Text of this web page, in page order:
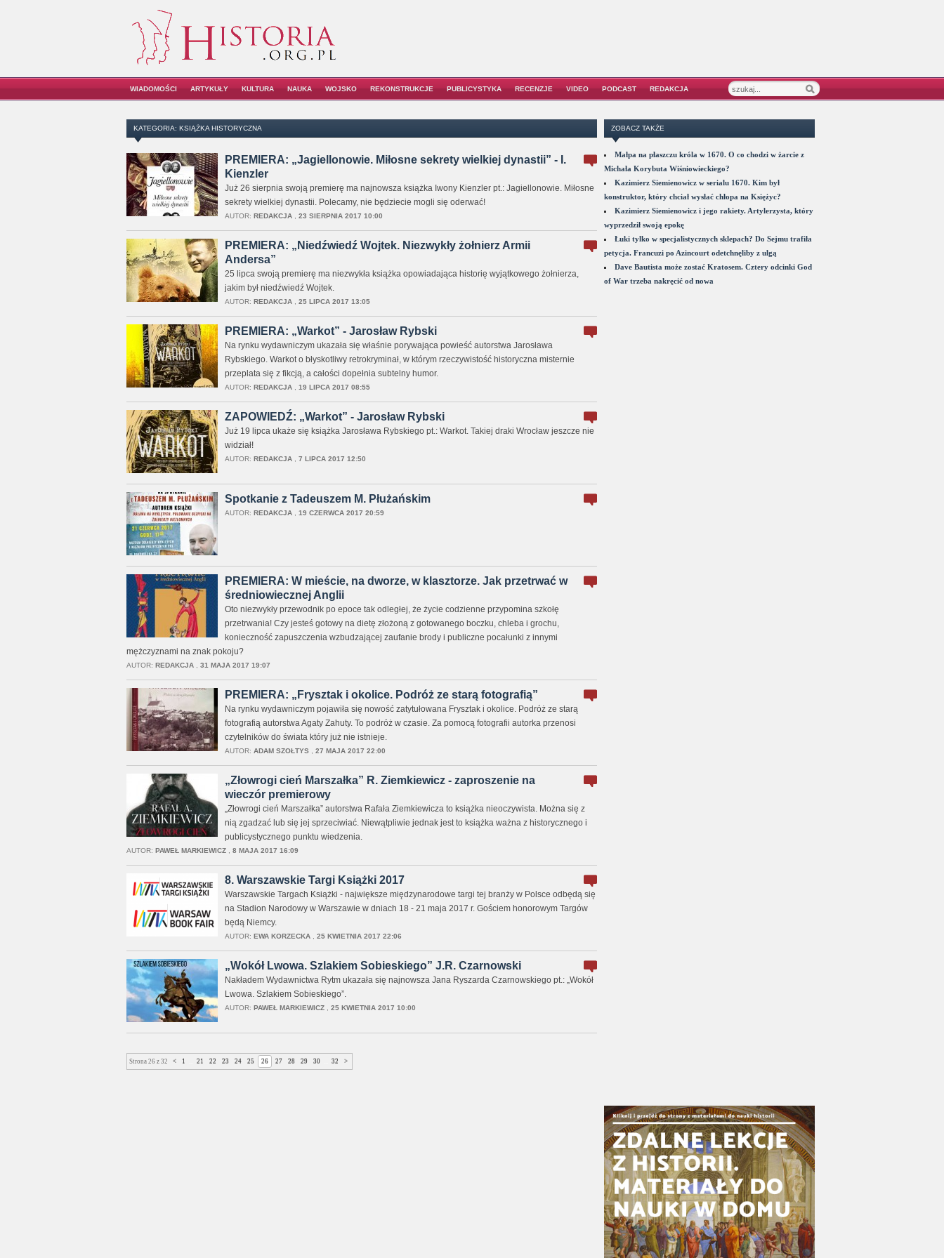
WIADOMOŚCI ARTYKUŁY KULTURA NAUKA WOJSKO REKONSTRUKCJE PUBLICYSTYKA RECENZJE VIDEO PODCAST REDAKCJA
KATEGORIA: KSIĄŻKA HISTORYCZNA
PREMIERA: „Jagiellonowie. Miłosne sekrety wielkiej dynastii” - I.
Kienzler
Już 26 sierpnia swoją premierę ma najnowsza książka Iwony Kienzler pt.: Jagiellonowie. Miłosne
sekrety wielkiej dynastii. Polecamy, nie będziecie mogli się oderwać!
AUTOR: REDAKCJA, 23 SIERPNIA 2017 10:00
PREMIERA: „Niedźwiedź Wojtek. Niezwykły żołnierz Armii
Andersa”
25 lipca swoją premierę ma niezwykła książka opowiadająca historię wyjątkowego żołnierza,
jakim był niedźwiedź Wojtek.
AUTOR: REDAKCJA, 25 LIPCA 2017 13:05
PREMIERA: „Warkot” - Jarosław Rybski
Na rynku wydawniczym ukazała się właśnie porywająca powieść autorstwa Jarosława
Rybskiego. Warkot o błyskotliwy retrokryminał, w którym rzeczywistość historyczna misternie
przeplata się z fikcją, a całości dopełnia subtelny humor.
AUTOR: REDAKCJA, 19 LIPCA 2017 08:55
ZAPOWIEDŹ: „Warkot” - Jarosław Rybski
Już 19 lipca ukaże się książka Jarosława Rybskiego pt.: Warkot. Takiej draki Wrocław jeszcze nie
widział!
AUTOR: REDAKCJA, 7 LIPCA 2017 12:50
Spotkanie z Tadeuszem M. Płużańskim
AUTOR: REDAKCJA, 19 CZERWCA 2017 20:59
PREMIERA: W mieście, na dworze, w klasztorze. Jak przetrwać w
średniowiecznej Anglii
Oto niezwykły przewodnik po epoce tak odległej, że życie codzienne przypomina szkołę
przetrwania! Czy jesteś gotowy na dietę złożoną z gotowanego boczku, chleba i grochu,
konieczność zapuszczenia wzbudzającej zaufanie brody i publiczne pocałunki z innymi
mężczyznami na znak pokoju?
AUTOR: REDAKCJA, 31 MAJA 2017 19:07
PREMIERA: „Frysztak i okolice. Podróż ze starą fotografią”
Na rynku wydawniczym pojawiła się nowość zatytułowana Frysztak i okolice. Podróż ze starą
fotografią autorstwa Agaty Zahuty. To podróż w czasie. Za pomocą fotografii autorka przenosi
czytelników do świata który już nie istnieje.
AUTOR: ADAM SZOŁTYS, 27 MAJA 2017 22:00
„Złowrogi cień Marszałka” R. Ziemkiewicz - zaproszenie na
wieczór premierowy
„Złowrogi cień Marszałka” autorstwa Rafała Ziemkiewicza to książka nieoczywista. Można się z
nią zgadzać lub się jej sprzeciwiać. Niewątpliwie jednak jest to książka ważna z historycznego i
publicystycznego punktu wiedzenia.
AUTOR: PAWEŁ MARKIEWICZ, 8 MAJA 2017 16:09
8. Warszawskie Targi Książki 2017
Warszawskie Targach Książki - największe międzynarodowe targi tej branży w Polsce odbędą się
na Stadion Narodowy w Warszawie w dniach 18 - 21 maja 2017 r. Gościem honorowym Targów
będą Niemcy.
AUTOR: EWA KORZECKA, 25 KWIETNIA 2017 22:06
„Wokół Lwowa. Szlakiem Sobieskiego” J.R. Czarnowski
Nakładem Wydawnictwa Rytm ukazała się najnowsza Jana Ryszarda Czarnowskiego pt.: „Wokół
Lwowa. Szlakiem Sobieskiego”.
AUTOR: PAWEŁ MARKIEWICZ, 25 KWIETNIA 2017 10:00
Strona 26 z 32 < 1 21 22 23 24 25 26 27 28 29 30 32 >
ZOBACZ TAKŻE
Małpa na płaszczu króla w 1670. O co chodzi w żarcie z
Michała Korybuta Wiśniowieckiego?
Kazimierz Siemienowicz w serialu 1670. Kim był
konstruktor, który chciał wysłać chłopa na Księżyc?
Kazimierz Siemienowicz i jego rakiety. Artylerzysta, który
wyprzedził swoją epokę
Łuki tylko w specjalistycznych sklepach? Do Sejmu trafiła
petycja. Francuzi po Azincourt odetchnęliby z ulgą
Dave Bautista może zostać Kratosem. Cztery odcinki God
of War trzeba nakręcić od nowa